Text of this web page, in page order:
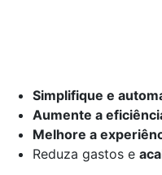
Simplifique e
Aumente a
Melhore a
Reduza gastos e